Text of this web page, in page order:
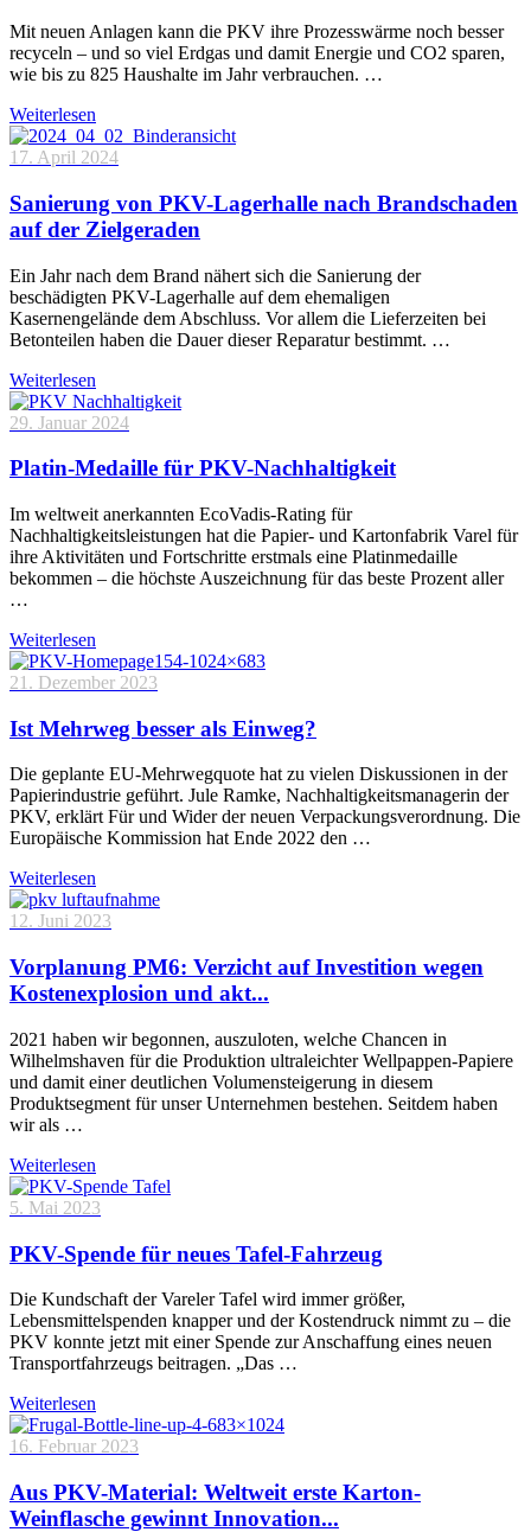
Mit neuen Anlagen kann die PKV ihre Prozesswärme noch besser
recyceln – und so viel Erdgas und damit Energie und CO2 sparen,
wie bis zu 825 Haushalte im Jahr verbrauchen. …
Weiterlesen
17. April 2024
Sanierung von PKV-Lagerhalle nach Brandschaden
auf der Zielgeraden
Ein Jahr nach dem Brand nähert sich die Sanierung der
beschädigten PKV-Lagerhalle auf dem ehemaligen
Kasernengelände dem Abschluss. Vor allem die Lieferzeiten bei
Betonteilen haben die Dauer dieser Reparatur bestimmt. …
Weiterlesen
29. Januar 2024
Platin-Medaille für PKV-Nachhaltigkeit
Im weltweit anerkannten EcoVadis-Rating für
Nachhaltigkeitsleistungen hat die Papier- und Kartonfabrik Varel für
ihre Aktivitäten und Fortschritte erstmals eine Platinmedaille
bekommen – die höchste Auszeichnung für das beste Prozent aller
…
Weiterlesen
21. Dezember 2023
Ist Mehrweg besser als Einweg?
Die geplante EU-Mehrwegquote hat zu vielen Diskussionen in der
Papierindustrie geführt. Jule Ramke, Nachhaltigkeitsmanagerin der
PKV, erklärt Für und Wider der neuen Verpackungsverordnung. Die
Europäische Kommission hat Ende 2022 den …
Weiterlesen
12. Juni 2023
Vorplanung PM6: Verzicht auf Investition wegen
Kostenexplosion und akt...
2021 haben wir begonnen, auszuloten, welche Chancen in
Wilhelmshaven für die Produktion ultraleichter Wellpappen-Papiere
und damit einer deutlichen Volumensteigerung in diesem
Produktsegment für unser Unternehmen bestehen. Seitdem haben
wir als …
Weiterlesen
5. Mai 2023
PKV-Spende für neues Tafel-Fahrzeug
Die Kundschaft der Vareler Tafel wird immer größer,
Lebensmittelspenden knapper und der Kostendruck nimmt zu – die
PKV konnte jetzt mit einer Spende zur Anschaffung eines neuen
Transportfahrzeugs beitragen. „Das …
Weiterlesen
16. Februar 2023
Aus PKV-Material: Weltweit erste Karton-
Weinflasche gewinnt Innovation...